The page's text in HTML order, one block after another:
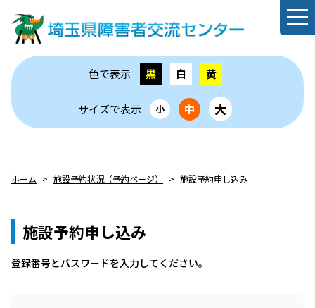
色で表示 黒 白 黄
サイズで表示 小 中 大
ホーム 施設予約状況（予約ページ） 施設予約申し込み
施設予約申し込み
登録番号とパスワードを⼊⼒してください。